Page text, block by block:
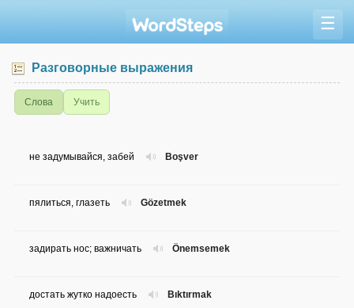
☰
Разговорные выражения
Слова Учить
Boşver
не задумывайся, забей
Gözetmek
пялиться, глазеть
Önemsemek
задирать нос; важничать
Bıktırmak
достать жутко надоесть